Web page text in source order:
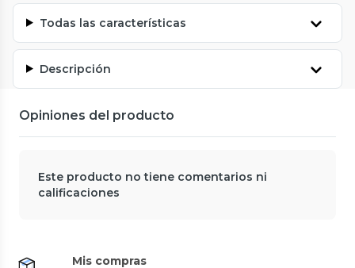
Todas las características
Descripción
Opiniones del producto
Este producto no tiene comentarios ni
calificaciones
Mis compras